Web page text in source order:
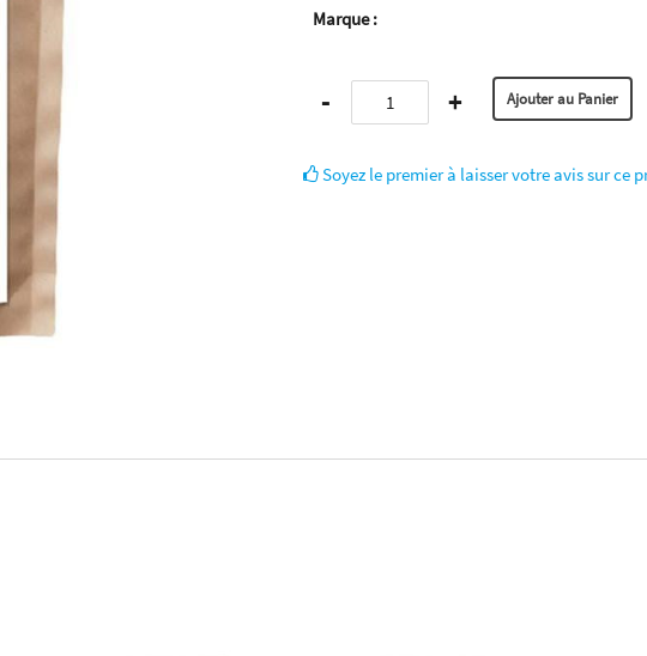
Marque :
- +
Soyez le premier à laisser votre avis sur ce